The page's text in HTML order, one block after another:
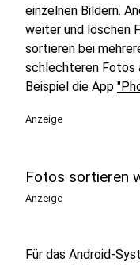
einzelnen Bildern.
weiter und löschen
sortieren bei
schlechteren Fotos
Beispiel die App
Anzeige
Fotos sortieren
Anzeige
Für das Android-